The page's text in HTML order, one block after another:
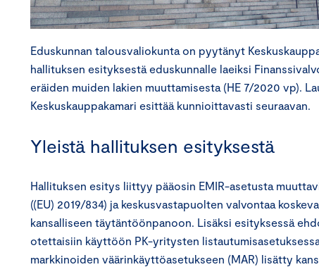
Eduskunnan talousvaliokunta on pyytänyt
hallituksen esityksestä eduskunnalle laeiksi
eräiden muiden lakien muuttamisesta (HE 7/2020 vp).
Keskuskauppakamari esittää kunnioittavasti seuraavan.
Yleistä hallituksen esityksestä
Hallituksen esitys liittyy pääosin EMIR-asetusta
((EU) 2019/834) ja keskusvastapuolten valvontaa
kansalliseen täytäntöönpanoon. Lisäksi esityksessä
otettaisiin käyttöön PK-yritysten listautumisasetuksessa
markkinoiden väärinkäyttöasetukseen (MAR) lisätty